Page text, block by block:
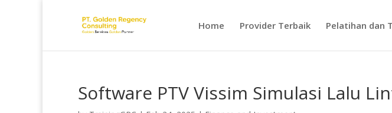
Home Provider Terbaik Pelatihan dan
Software PTV Vissim Simulasi Lalu